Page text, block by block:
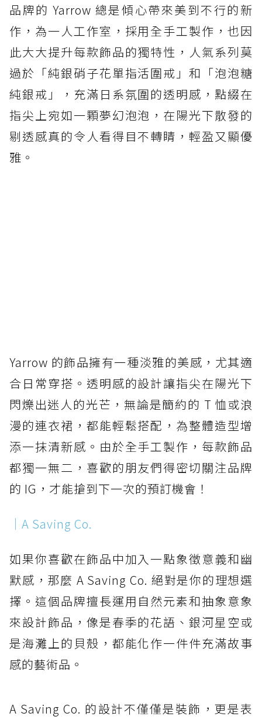
品牌的 Yarrow 總是傾心帶來美到不行的新
作，為一人工作室，採用全手工製作，也因
此大大提升每款飾品的獨特性，人氣系列莫
過於「純銀硝子花單指活圍戒」和「泡泡糖
純銀戒」，充滿日系氛圍的透明感，點綴在
指尖上宛如一顆夢幻泡泡，在陽光下散發的
剔透感真的令人看得目不轉睛，輕盈又顯優
雅。
Yarrow 的飾品擁有一種淡雅的美感，尤其適
合日常穿搭。透明感的設計讓指尖在陽光下
閃爍出迷人的光芒，無論是簡約的 T 恤或浪
漫的連衣裙，都能輕鬆搭配，為整體造型增
添一抹清新感。由於全手工製作，每款飾品
都獨一無二，喜歡的朋友們得密切關注品牌
的 IG，才能搶到下一次的預訂機會！
｜A Saving Co.
如果你喜歡在飾品中加入一點象徵意義和幽
默感，那麼 A Saving Co. 絕對是你的理想選
擇。這個品牌擅長運用自然元素和抽象意象
來設計飾品，像是春季的花語、銀河星空或
是海灘上的貝殼，都能化作一件件充滿故事
感的藝術品。
A Saving Co. 的設計不僅僅是裝飾，更是表